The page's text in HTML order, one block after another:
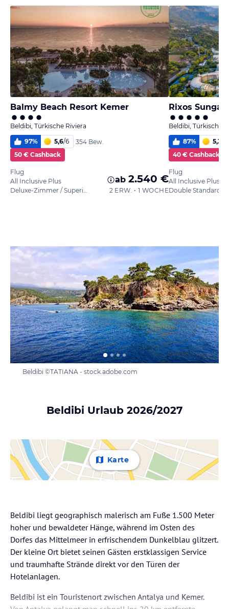
Balmy Beach Resort Kemer
Beldibi, Türkische Riviera
97% 5,6/6
354 Bew.
50 € Cashback
Flug
All Inclusive Plus
Deluxe-Zimmer / Superior
ab 2.540 €
2 ERW. • 1 WOCHE
Rixos
Beldibi, Türkische
87% 5,3
40 € Cashback
Flug
All Inclusive Plus
Beldibi ©TATIANA - stock.adobe.com
Beldibi Urlaub 2026/2027
Karte
Beldibi liegt geographisch malerisch am Fuße 1.500 Meter
hoher und bewaldeter Hänge, während im Osten des
Dorfes das Mittelmeer in erfrischendem Dunkelblau glitzert.
Der kleine Ort bietet seinen Gästen erstklassigen Service
und traumhafte Strände direkt vor den Türen der
Hotelanlagen.
Beldibi ist ein Touristenort zwischen Antalya und Kemer.